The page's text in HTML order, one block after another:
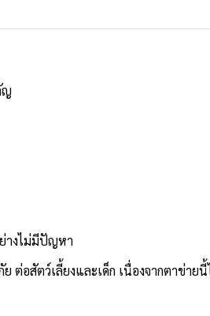
ญ
างไม่มีปัญหา
อสัตว์เลี้ยงและเด็ก เนื่องจากตาข่าย